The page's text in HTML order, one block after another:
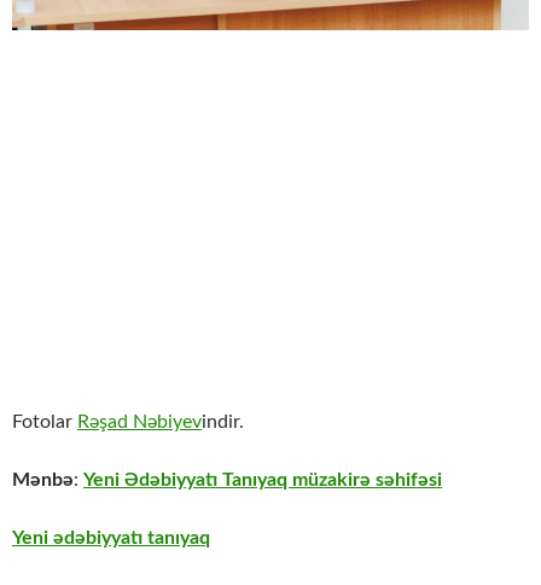
Fotolar Rəşad Nəbiyevindir.
Mənbə: Yeni Ədəbiyyatı Tanıyaq müzakirə səhifəsi
Yeni ədəbiyyatı tanıyaq